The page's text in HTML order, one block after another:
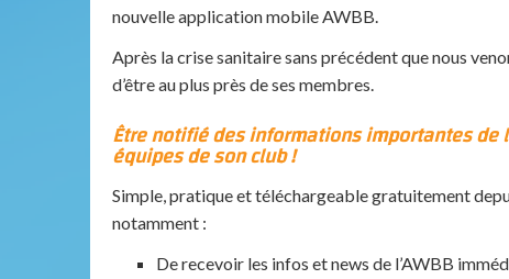
nouvelle application mobile AWBB.
Après la crise sanitaire sans précédent que nous
d’être au plus près de ses membres.
Être notifié des informations importantes de
équipes de son club !
Simple, pratique et téléchargeable gratuitement
notamment :
De recevoir les infos et news de l’AWBB